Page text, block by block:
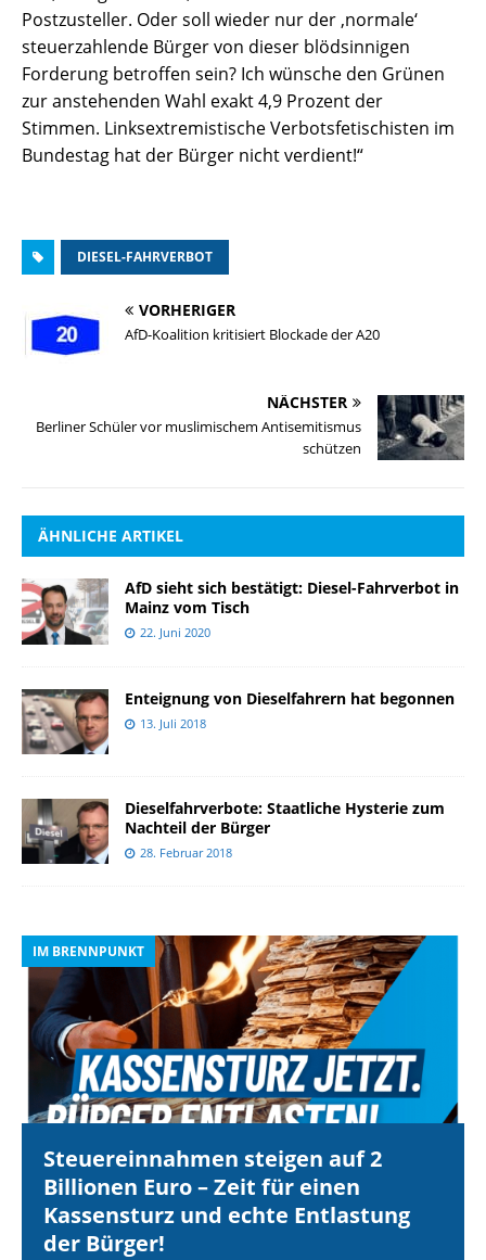
Postzusteller. Oder soll wieder nur der ‚normale‘
steuerzahlende Bürger von dieser blödsinnigen
Forderung betroffen sein? Ich wünsche den Grünen
zur anstehenden Wahl exakt 4,9 Prozent der
Stimmen. Linksextremistische Verbotsfetischisten im
Bundestag hat der Bürger nicht verdient!“
DIESEL-FAHRVERBOT
VORHERIGER
AfD-Koalition kritisiert Blockade der A20
NÄCHSTER
Berliner Schüler vor muslimischem Antisemitismus
schützen
ÄHNLICHE ARTIKEL
AfD sieht sich bestätigt: Diesel-Fahrverbot in
Mainz vom Tisch
22. Juni 2020
Enteignung von Dieselfahrern hat begonnen
13. Juli 2018
Dieselfahrverbote: Staatliche Hysterie zum
Nachteil der Bürger
28. Februar 2018
IM BRENNPUNKT
Steuereinnahmen steigen auf 2
Billionen Euro – Zeit für einen
Kassensturz und echte Entlastung
der Bürger!